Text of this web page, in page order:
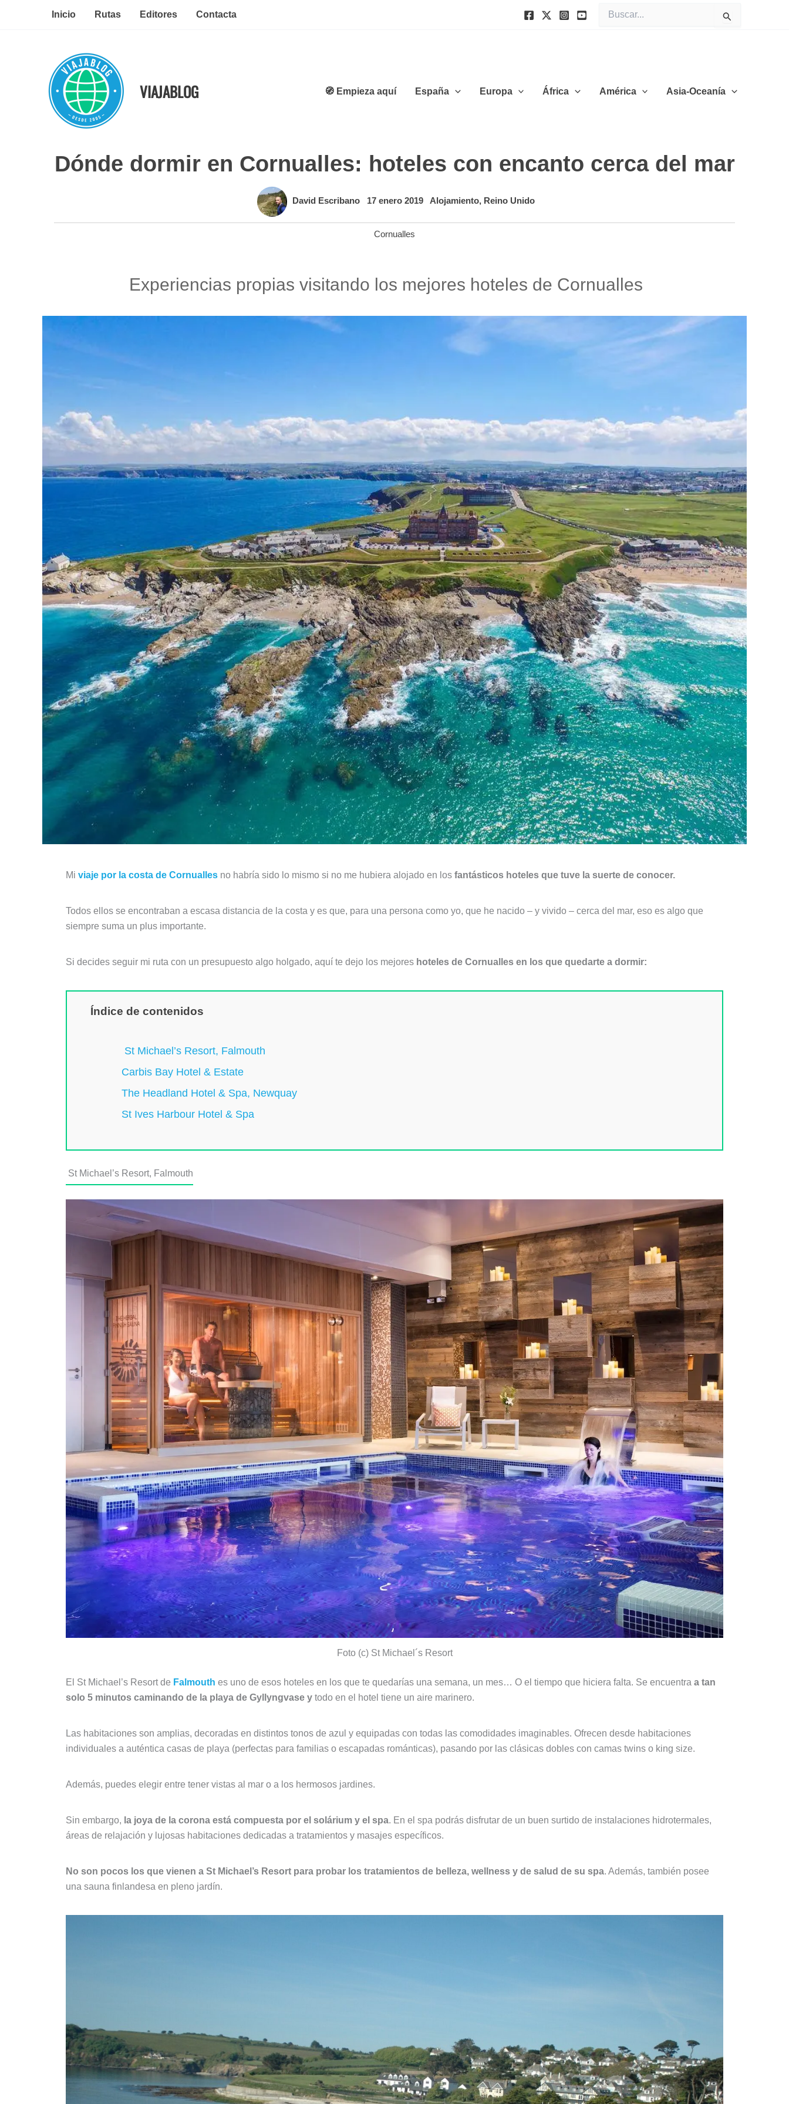
Inicio Rutas Editores Contacta
por:
VIAJABLOG 🧭 Empieza aquí España Europa África América Asia-Oceanía
Dónde dormir en Cornualles: hoteles con encanto cerca del mar
David Escribano 17 enero 2019 Alojamiento, Reino Unido
Cornualles
Experiencias propias visitando los mejores hoteles de Cornualles
Mi viaje por la costa de Cornualles no habría sido lo mismo si no me hubiera alojado en los fantásticos hoteles que tuve la suerte de conocer.
Todos ellos se encontraban a escasa distancia de la costa y es que, para una persona como yo, que he nacido – y vivido – cerca del mar, eso es algo que
siempre suma un plus importante.
Si decides seguir mi ruta con un presupuesto algo holgado, aquí te dejo los mejores hoteles de Cornualles en los que quedarte a dormir:
Índice de contenidos
St Michael’s Resort, Falmouth
Carbis Bay Hotel & Estate
The Headland Hotel & Spa, Newquay
St Ives Harbour Hotel & Spa
St Michael’s Resort, Falmouth
Foto (c) St Michael´s Resort
El St Michael’s Resort de Falmouth es uno de esos hoteles en los que te quedarías una semana, un mes… O el tiempo que hiciera falta. Se encuentra a tan
solo 5 minutos caminando de la playa de Gyllyngvase y todo en el hotel tiene un aire marinero.
Las habitaciones son amplias, decoradas en distintos tonos de azul y equipadas con todas las comodidades imaginables. Ofrecen desde habitaciones
individuales a auténtica casas de playa (perfectas para familias o escapadas románticas), pasando por las clásicas dobles con camas twins o king size.
Además, puedes elegir entre tener vistas al mar o a los hermosos jardines.
Sin embargo, la joya de la corona está compuesta por el solárium y el spa. En el spa podrás disfrutar de un buen surtido de instalaciones hidrotermales,
áreas de relajación y lujosas habitaciones dedicadas a tratamientos y masajes específicos.
No son pocos los que vienen a St Michael’s Resort para probar los tratamientos de belleza, wellness y de salud de su spa. Además, también posee
una sauna finlandesa en pleno jardín.